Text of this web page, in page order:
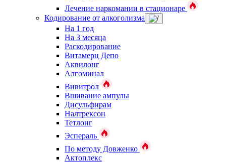
Лечение наркомании в стационаре
Кодирование от алкоголизма
На 1 год
На 3 месяца
Раскодирование
Витамерц Депо
Аквилонг
Алгоминал
Вивитрол
Вшивание ампулы
Дисульфирам
Налтрексон
Тетлонг
Эспераль
По методу Довженко
Актоплекс